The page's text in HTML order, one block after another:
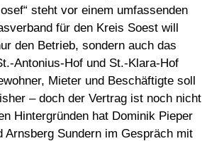
steht vor einem umfassenden
für den Kreis Soest will
den Betrieb, sondern auch das
Antonius-Hof und St.-Klara-Hof
Mieter und Beschäftigte soll
– doch der Vertrag ist noch nicht
Hintergründen hat Dominik Pieper
Arnsberg Sundern im Gespräch mit